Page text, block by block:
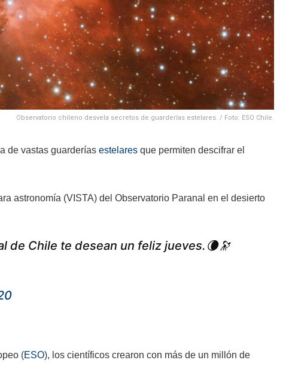
Observatorio chileno desvela secretos de guarderías estelares. / Foto: ESO Chile.
de vastas guarderías estelares que permiten descifrar el
astronomía (VISTA) del Observatorio Paranal en el desierto
de Chile te desean un feliz jueves.🌘🔭
(ESO), los científicos crearon con más de un millón de